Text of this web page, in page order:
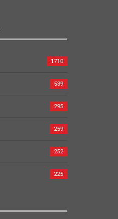
1710
539
295
259
252
225